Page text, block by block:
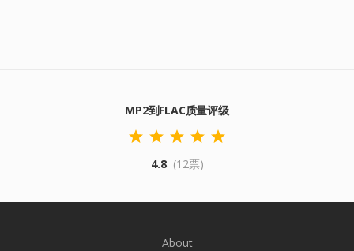
MP2到FLAC质量评级
4.8 (12票)
About